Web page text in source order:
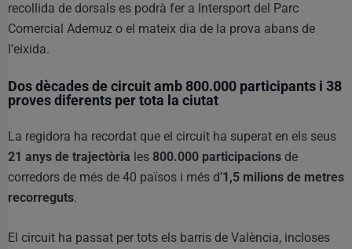
recollida de dorsals es podrà fer a Intersport del Parc
Comercial Ademuz o el mateix dia de la prova abans de
l’eixida.
Dos dècades de circuit amb 800.000 participants i 38
proves diferents per tota la ciutat
La regidora ha recordat que el circuit ha superat en els seus
21 anys de trajectòria les 800.000 participacions de
corredors de més de 40 països i més d’1,5 milions de metres
recorreguts.
El circuit ha passat per tots els barris de València, incloses